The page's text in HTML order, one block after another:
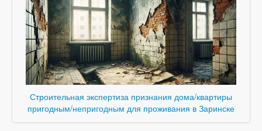
Строительная экспертиза признания дома/квартиры
пригодным/непригодным для проживания в Заринске